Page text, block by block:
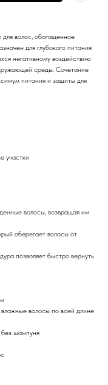
волос, обогащенное
для глубокого питания
негативному воздействию
среды. Сочетание
питания и защиты для
участки
волосы, возвращая им
оберегает волосы от
позволяет быстро вернуть
волосы по всей длине
шампуня